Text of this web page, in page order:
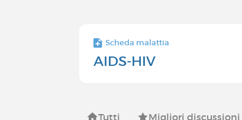
Scheda malattia
AIDS-HIV
Tutti Migliori discussioni